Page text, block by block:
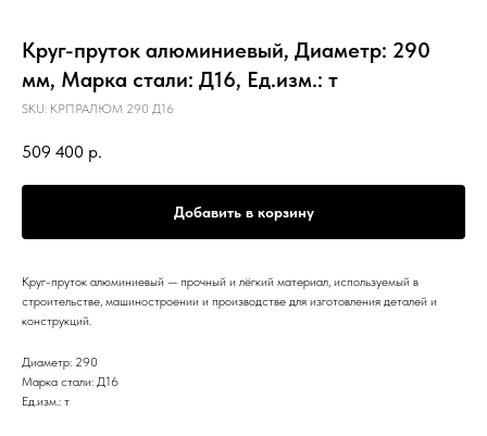
Круг-пруток алюминиевый, Диаметр: 290
мм, Марка стали: Д16, Ед.изм.: т
SKU: КРПРАЛЮМ 290 Д16
509 400 р.
Добавить в корзину
Круг-пруток алюминиевый — прочный и лёгкий материал, используемый в
строительстве, машиностроении и производстве для изготовления деталей и
конструкций.
Диаметр: 290
Марка стали: Д16
Ед.изм.: т